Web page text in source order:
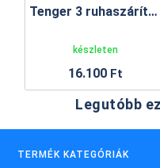
Tenger 3 ruhaszárító állvány
készleten
16.100 Ft
Legutóbb
TERMÉK KATEGÓRIÁK